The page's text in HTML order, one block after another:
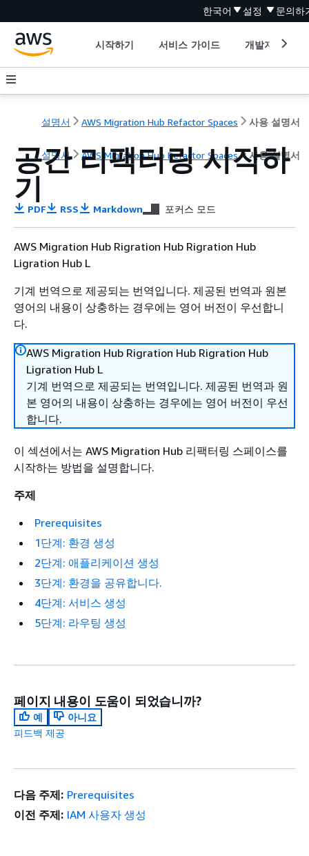
한국어 설정 문의하
시작하기 서비스 가이드 개발자 도구
설명서 AWS Migration Hub Refactor Spaces 사용 설명서
설명서 AWS Migration Hub Refactor Spaces 사용 설명서
공간 리팩터링 시작하
기
PDF RSS Markdown 포커스 모드
AWS Migration Hub Rigration Hub Rigration Hub
Ligration Hub L
기계 번역으로 제공되는 번역입니다. 제공된 번역과 원본
영어의 내용이 상충하는 경우에는 영어 버전이 우선합니
다.
AWS Migration Hub Rigration Hub Rigration Hub
Ligration Hub L
기계 번역으로 제공되는 번역입니다. 제공된 번역과 원
본 영어의 내용이 상충하는 경우에는 영어 버전이 우선
합니다.
이 섹션에서는 AWS Migration Hub 리팩터링 스페이스를
시작하는 방법을 설명합니다.
주제
Prerequisites
1단계: 환경 생성
2단계: 애플리케이션 생성
3단계: 환경을 공유합니다.
4단계: 서비스 생성
5단계: 라우팅 생성
페이지 내용이 도움이 되었습니까?
예
아니요
피드백 제공
다음 주제: Prerequisites
이전 주제: IAM 사용자 생성